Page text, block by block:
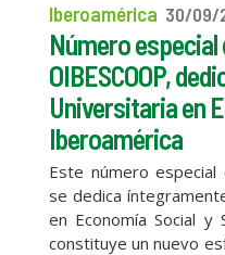
Iberoamérica 30/09/
Número especial
OIBESCOOP,
Universitaria en
Iberoamérica
Este número especial
se dedica
en Economía Social y
constituye un nuevo